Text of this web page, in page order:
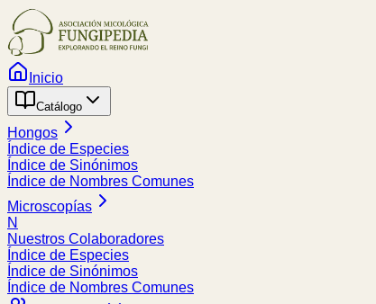
Inicio
Catálogo
Hongos
Índice de Especies
Índice de Sinónimos
Índice de Nombres Comunes
Microscopías
N
Nuestros Colaboradores
Índice de Especies
Índice de Sinónimos
Índice de Nombres Comunes